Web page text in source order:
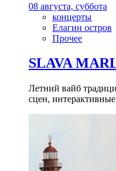
08 августа, суббота
концерты
Елагин остров
Прочее
SLAVA
Летний вайб
сцен,